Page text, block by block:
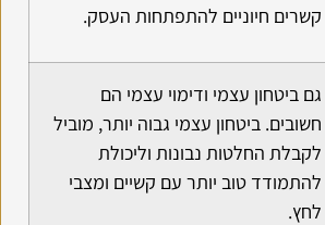
קשרים חיוניים להתפתחות העסק.
גם ביטחון עצמי ודימוי עצמי הם
חשובים. ביטחון עצמי גבוה יותר, מוביל
לקבלת החלטות נבונות וליכולת
להתמודד טוב יותר עם קשיים ומצבי
לחץ.